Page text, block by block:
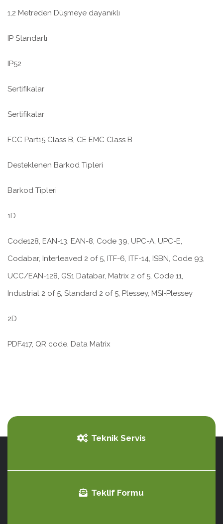
1,2 Metreden Düşmeye dayanıklı
IP Standartı
IP52
Sertifikalar
Sertifikalar
FCC Part15 Class B, CE EMC Class B
Desteklenen Barkod Tipleri
Barkod Tipleri
1D
Code128, EAN-13, EAN-8, Code 39, UPC-A, UPC-E,
Codabar, Interleaved 2 of 5, ITF-6, ITF-14, ISBN, Code 93,
UCC/EAN-128, GS1 Databar, Matrix 2 of 5, Code 11,
Industrial 2 of 5, Standard 2 of 5, Plessey, MSI-Plessey
2D
PDF417, QR code, Data Matrix
Teknik Servis
Teklif Formu